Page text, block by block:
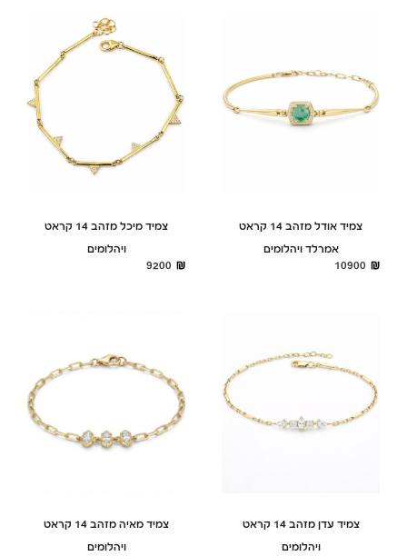
צמיד אודל מזהב 14 קראט
אמרלד ויהלומים
10900
צמיד מיכל מזהב 14 קראט
ויהלומים
9200
צמיד עדן מזהב 14 קראט
ויהלומים
צמיד מאיה מזהב 14 קראט
ויהלומים